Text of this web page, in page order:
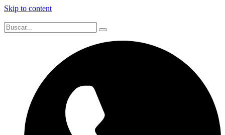
Skip to content